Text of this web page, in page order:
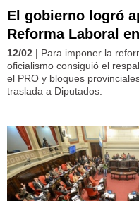
El gobierno logró
Reforma Laboral
12/02 | Para imponer la
oficialismo consiguió el
el PRO y bloques
traslada a Diputados.